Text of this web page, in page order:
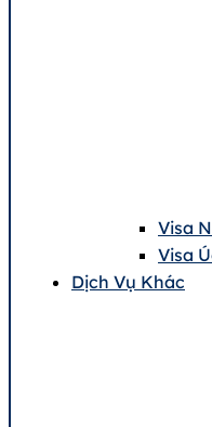
Visa
Visa
Dịch Vụ Khác